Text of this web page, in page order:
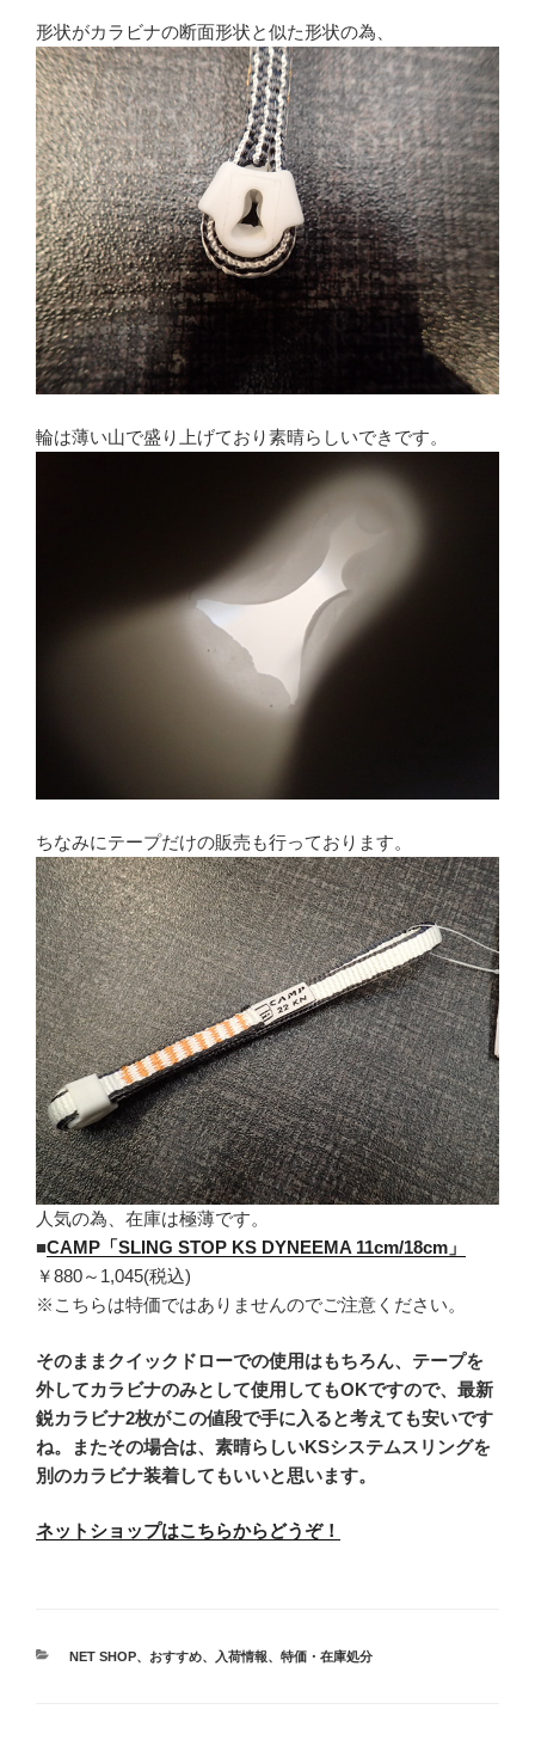
形状がカラビナの断面形状と似た形状の為、
輪は薄い山で盛り上げており素晴らしいできです。
ちなみにテープだけの販売も行っております。
人気の為、在庫は極薄です。
■CAMP「SLING STOP KS DYNEEMA 11cm/18cm」
￥880～1,045(税込)
※こちらは特価ではありませんのでご注意ください。
そのままクイックドローでの使用はもちろん、テープを
外してカラビナのみとして使用してもOKですので、最新
鋭カラビナ2枚がこの値段で手に入ると考えても安いです
ね。またその場合は、素晴らしいKSシステムスリングを
別のカラビナ装着してもいいと思います。
ネットショップはこちらからどうぞ！
カ
NET SHOP、 おすすめ、 入荷情報、 特価・在庫処分